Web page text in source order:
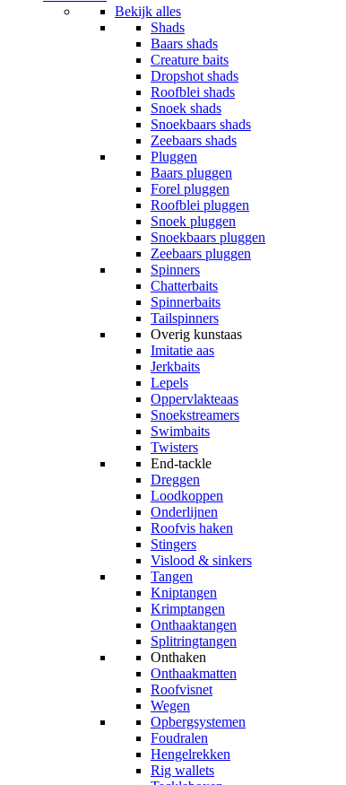
Bekijk alles
Shads
Baars shads
Creature baits
Dropshot shads
Roofblei shads
Snoek shads
Snoekbaars shads
Zeebaars shads
Pluggen
Baars pluggen
Forel pluggen
Roofblei pluggen
Snoek pluggen
Snoekbaars pluggen
Zeebaars pluggen
Spinners
Chatterbaits
Spinnerbaits
Tailspinners
Overig kunstaas
Imitatie aas
Jerkbaits
Lepels
Oppervlakteaas
Snoekstreamers
Swimbaits
Twisters
End-tackle
Dreggen
Loodkoppen
Onderlijnen
Roofvis haken
Stingers
Vislood & sinkers
Tangen
Kniptangen
Krimptangen
Onthaaktangen
Splitringtangen
Onthaken
Onthaakmatten
Roofvisnet
Wegen
Opbergsystemen
Foudralen
Hengelrekken
Rig wallets